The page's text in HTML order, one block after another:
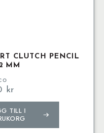
CLUTCH PENCIL
MM
kr
TILL I